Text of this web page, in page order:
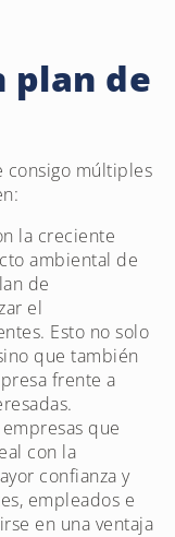
plan de
consigo múltiples
la creciente
ambiental de
de
el
Esto no solo
que también
frente a
empresas que
con la
confianza y
empleados e
en una ventaja